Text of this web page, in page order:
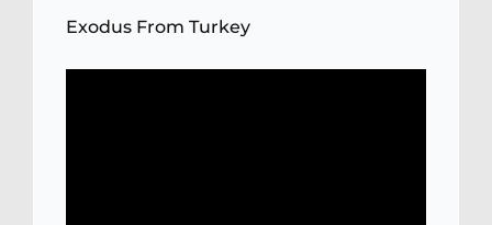
Exodus From Turkey